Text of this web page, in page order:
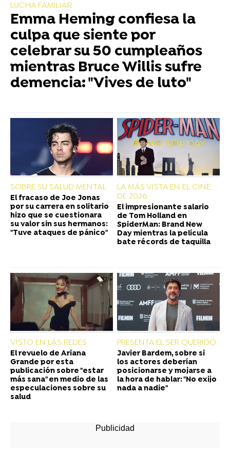
LUCHA FAMILIAR
Emma Heming confiesa la
culpa que siente por
celebrar su 50 cumpleaños
mientras Bruce Willis sufre
demencia: "Vives de luto"
SOBRE SU SALUD MENTAL
El fracaso de Joe Jonas
por su carrera en solitario
hizo que se cuestionara
su valor sin sus hermanos:
"Tuve ataques de pánico"
LA MÁS VISTA EN EL CINE
DE 2026
El impresionante salario
de Tom Holland en
SpiderMan: Brand New
Day mientras la película
bate récords de taquilla
VISTO EN LAS REDES
El revuelo de Ariana
Grande por esta
publicación sobre "estar
más sana" en medio de las
especulaciones sobre su
salud
PRESENTA EL SER QUERIDO
Javier Bardem, sobre si
los actores deberían
posicionarse y mojarse a
la hora de hablar: "No exijo
nada a nadie"